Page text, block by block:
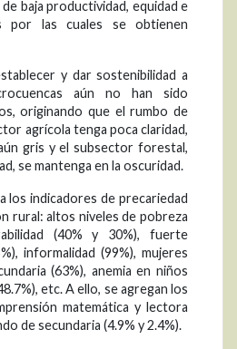
baja productividad, equidad e
por las cuales se obtienen
y dar sostenibilidad a
aún no han sido
originando que el rumbo de
agrícola tenga poca claridad,
gris y el subsector forestal,
se mantenga en la oscuridad.
los indicadores de precariedad
rural: altos niveles de pobreza
(40% y 30%), fuerte
informalidad (99%), mujeres
(63%), anemia en niños
etc. A ello, se agregan los
matemática y lectora
de secundaria (4.9% y 2.4%).